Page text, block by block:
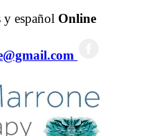
y español Online